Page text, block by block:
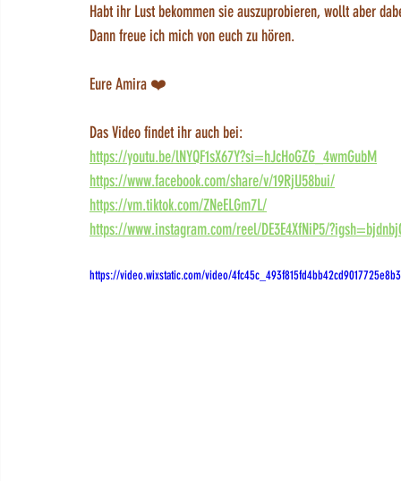
Habt ihr Lust bekommen sie auszuprobieren, wollt aber
Dann freue ich mich von euch zu hören.
Eure Amira ❤️
Das Video findet ihr auch bei:
https://youtu.be/lNYQF1sX67Y?si=hJcHoGZG_4wmGubM
https://www.facebook.com/share/v/19RjU58bui/
https://vm.tiktok.com/ZNeELGm7L/
https://www.instagram.com/reel/DE3E4XfNiP5/
https://video.wixstatic.com/video/